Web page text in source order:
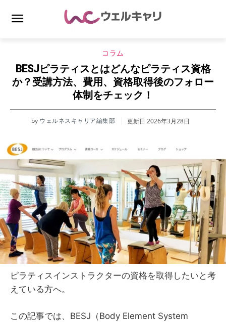
コラム
BESJピラティスとはどんなピラティス資格
か？受講方法、費用、資格取得後のフォロー
体制をチェック！
by ウェルネスキャリア編集部 更新日 2026年3月28日
ピラティスインストラクターの資格を取得したいと考
えている方へ。
この記事では、BESJ（Body Element System